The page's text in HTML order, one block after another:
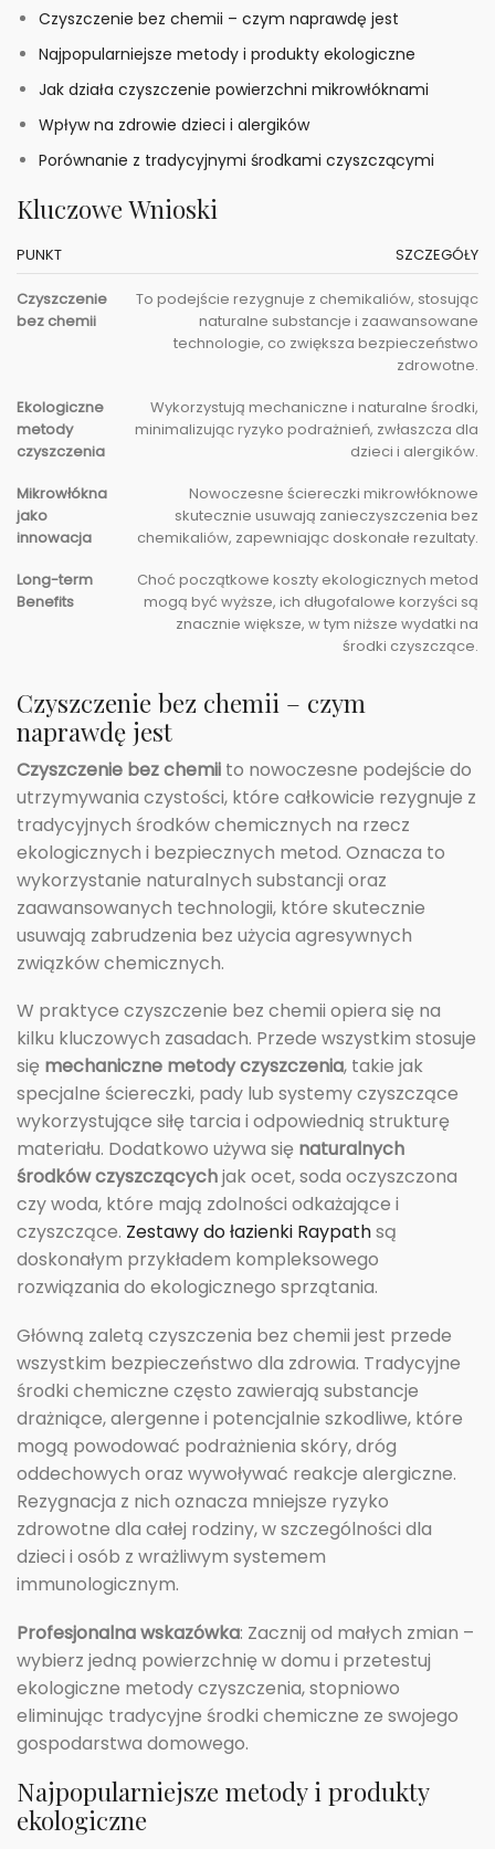
Czyszczenie bez chemii – czym naprawdę jest
Najpopularniejsze metody i produkty ekologiczne
Jak działa czyszczenie powierzchni mikrowłóknami
Wpływ na zdrowie dzieci i alergików
Porównanie z tradycyjnymi środkami czyszczącymi
Kluczowe Wnioski
PUNKT SZCZEGÓŁY
Czyszczenie
bez chemii
To podejście rezygnuje z chemikaliów, stosując
naturalne substancje i zaawansowane
technologie, co zwiększa bezpieczeństwo
zdrowotne.
Ekologiczne
metody
czyszczenia
Wykorzystują mechaniczne i naturalne środki,
minimalizując ryzyko podrażnień, zwłaszcza dla
dzieci i alergików.
Mikrowłókna
jako
innowacja
Nowoczesne ściereczki mikrowłóknowe
skutecznie usuwają zanieczyszczenia bez
chemikaliów, zapewniając doskonałe rezultaty.
Long-term
Benefits
Choć początkowe koszty ekologicznych metod
mogą być wyższe, ich długofalowe korzyści są
znacznie większe, w tym niższe wydatki na
środki czyszczące.
Czyszczenie bez chemii – czym
naprawdę jest
Czyszczenie bez chemii to nowoczesne podejście do
utrzymywania czystości, które całkowicie rezygnuje z
tradycyjnych środków chemicznych na rzecz
ekologicznych i bezpiecznych metod. Oznacza to
wykorzystanie naturalnych substancji oraz
zaawansowanych technologii, które skutecznie
usuwają zabrudzenia bez użycia agresywnych
związków chemicznych.
W praktyce czyszczenie bez chemii opiera się na
kilku kluczowych zasadach. Przede wszystkim stosuje
się mechaniczne metody czyszczenia, takie jak
specjalne ściereczki, pady lub systemy czyszczące
wykorzystujące siłę tarcia i odpowiednią strukturę
materiału. Dodatkowo używa się naturalnych
środków czyszczącychjak ocet, soda oczyszczona
czy woda, które mają zdolności odkażające i
czyszczące. Zestawy do łazienki Raypathsą
doskonałym przykładem kompleksowego
rozwiązania do ekologicznego sprzątania.
Główną zaletą czyszczenia bez chemii jest przede
wszystkim bezpieczeństwo dla zdrowia. Tradycyjne
środki chemiczne często zawierają substancje
drażniące, alergenne i potencjalnie szkodliwe, które
mogą powodować podrażnienia skóry, dróg
oddechowych oraz wywoływać reakcje alergiczne.
Rezygnacja z nich oznacza mniejsze ryzyko
zdrowotne dla całej rodziny, w szczególności dla
dzieci i osób z wrażliwym systemem
immunologicznym.
Profesjonalna wskazówka: Zacznij od małych zmian –
wybierz jedną powierzchnię w domu i przetestuj
ekologiczne metody czyszczenia, stopniowo
eliminując tradycyjne środki chemiczne ze swojego
gospodarstwa domowego.
Najpopularniejsze metody i produkty
ekologiczne